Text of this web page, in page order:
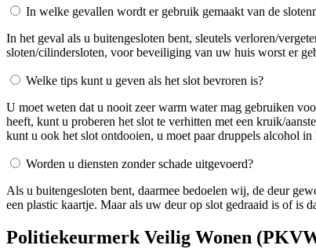
In welke gevallen wordt er gebruik gemaakt van de
In het geval als u buitengesloten bent, sleutels verloren/
sloten/cilindersloten, voor beveiliging van uw huis worst er
Welke tips kunt u geven als het slot bevroren is?
U moet weten dat u nooit zeer warm water mag gebruiken
heeft, kunt u proberen het slot te verhitten met een kruik/
kunt u ook het slot ontdooien, u moet paar druppels alcohol in
Worden u diensten zonder schade uitgevoerd?
Als u buitengesloten bent, daarmee bedoelen wij, de deur
een plastic kaartje. Maar als uw deur op slot gedraaid is of is
Politiekeurmerk Veilig Wonen